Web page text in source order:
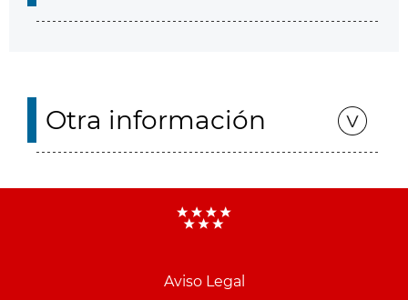
Otra información
Aviso Legal